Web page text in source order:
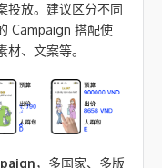
投放。建议区分不同
Campaign 搭配使
、文案等。
，多国家、多版